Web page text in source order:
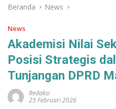
Beranda News
News
Akademisi Nilai
Posisi Strategis
Tunjangan DPRD
Redaksi
25 Februari 2026